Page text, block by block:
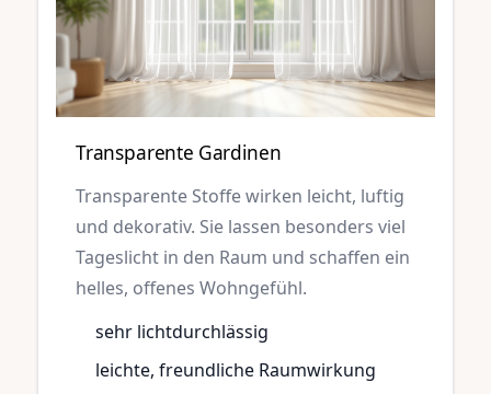
Transparente Gardinen
Transparente Stoffe wirken leicht, luftig
und dekorativ. Sie lassen besonders viel
Tageslicht in den Raum und schaffen ein
helles, offenes Wohngefühl.
sehr lichtdurchlässig
leichte, freundliche Raumwirkung